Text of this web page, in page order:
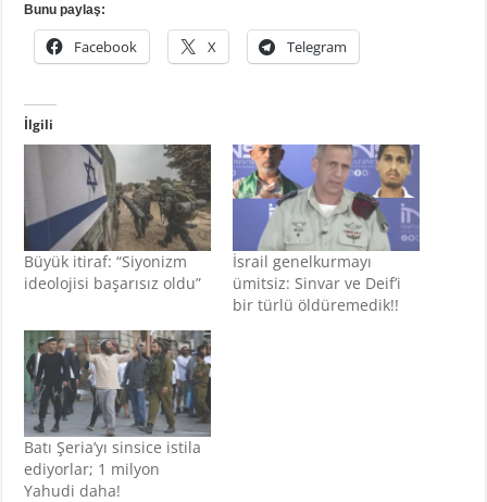
Bunu paylaş:
Facebook X Telegram
İlgili
Büyük itiraf: “Siyonizm
ideolojisi başarısız oldu”
İsrail genelkurmayı
ümitsiz: Sinvar ve Deif’i
bir türlü öldüremedik!!
Batı Şeria’yı sinsice istila
ediyorlar; 1 milyon
Yahudi daha!